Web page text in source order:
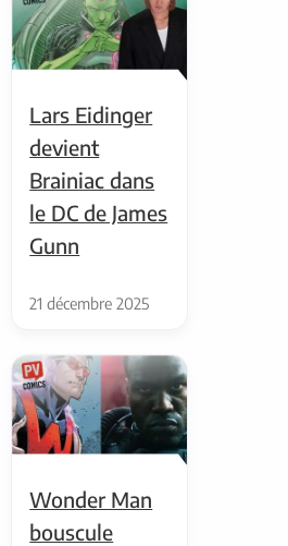
Lars Eidinger
devient
Brainiac dans
le DC de James
Gunn
21 décembre 2025
Wonder Man
bouscule